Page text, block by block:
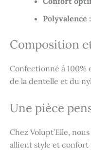
Polyvalence :
Composition
Confectionné à 100%
de la dentelle et du
Une pièce
Chez Volupt’Elle,
allient style et confort